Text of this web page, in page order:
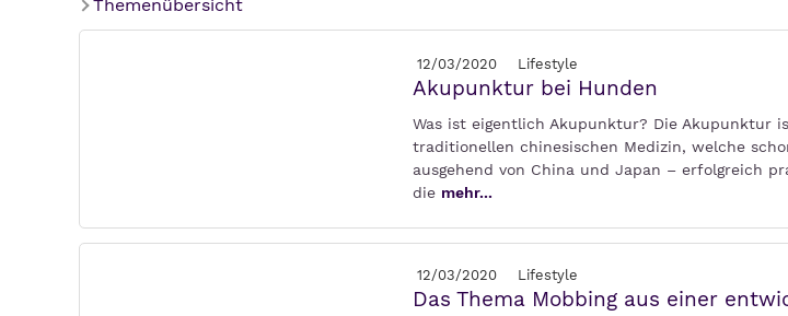
Themenübersicht
12/03/2020 Lifestyle
Akupunktur bei Hunden
Was ist eigentlich Akupunktur? Die Akupunktur
traditionellen chinesischen Medizin, welche
ausgehend von China und Japan – erfolgreich
die mehr...
12/03/2020 Lifestyle
Das Thema Mobbing aus einer